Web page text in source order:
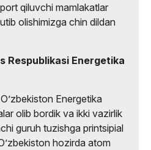
qiluvchi mamlakatlar
olishimizga chin dildan
Respublikasi Energetika
Energetika
olib bordik va ikki vazirlik
guruh tuzishga printsipial
hozirda atom